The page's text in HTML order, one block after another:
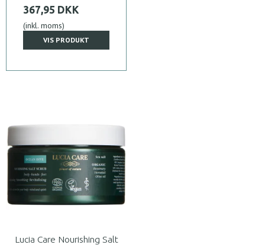
367,95 DKK
(inkl. moms)
VIS PRODUKT
Lucia Care Nourishing Salt